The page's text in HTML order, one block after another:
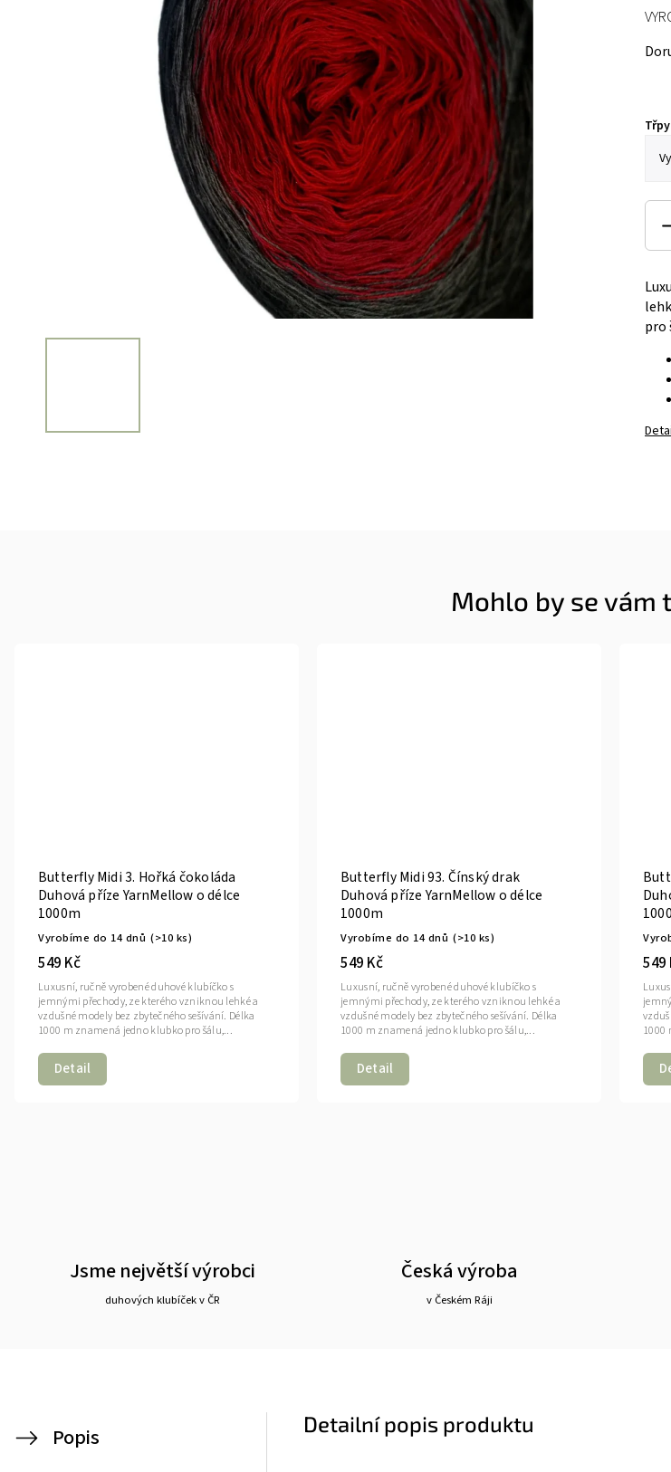
pro
Mohlo by se vám
Butterfly Midi 3. Hořká čokoláda
Duhová příze YarnMellow o délce
1000m
Vyrobíme do 14 dnů (>10 ks)
549 Kč
Detail
Luxusní, ručně vyrobené duhové klubíčko s
jemnými přechody, ze kterého vzniknou lehké a
vzdušné modely bez zbytečného sešívání. Délka
1000 m znamená jedno klubko pro šálu,...
Butterfly Midi 93. Čínský drak
Duhová příze YarnMellow o délce
1000m
Vyrobíme do 14 dnů (>10 ks)
549 Kč
Detail
Luxusní, ručně vyrobené duhové klubíčko s
jemnými přechody, ze kterého vzniknou lehké a
vzdušné modely bez zbytečného sešívání. Délka
1000 m znamená jedno klubko pro šálu,...
549
1000
Jsme největší výrobci
duhových klubíček v ČR
Česká výroba
v Českém Ráji
Popis
Detailní popis produktu